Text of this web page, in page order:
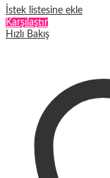
İstek listesine ekle
Karşılaştır
Hızlı Bakış